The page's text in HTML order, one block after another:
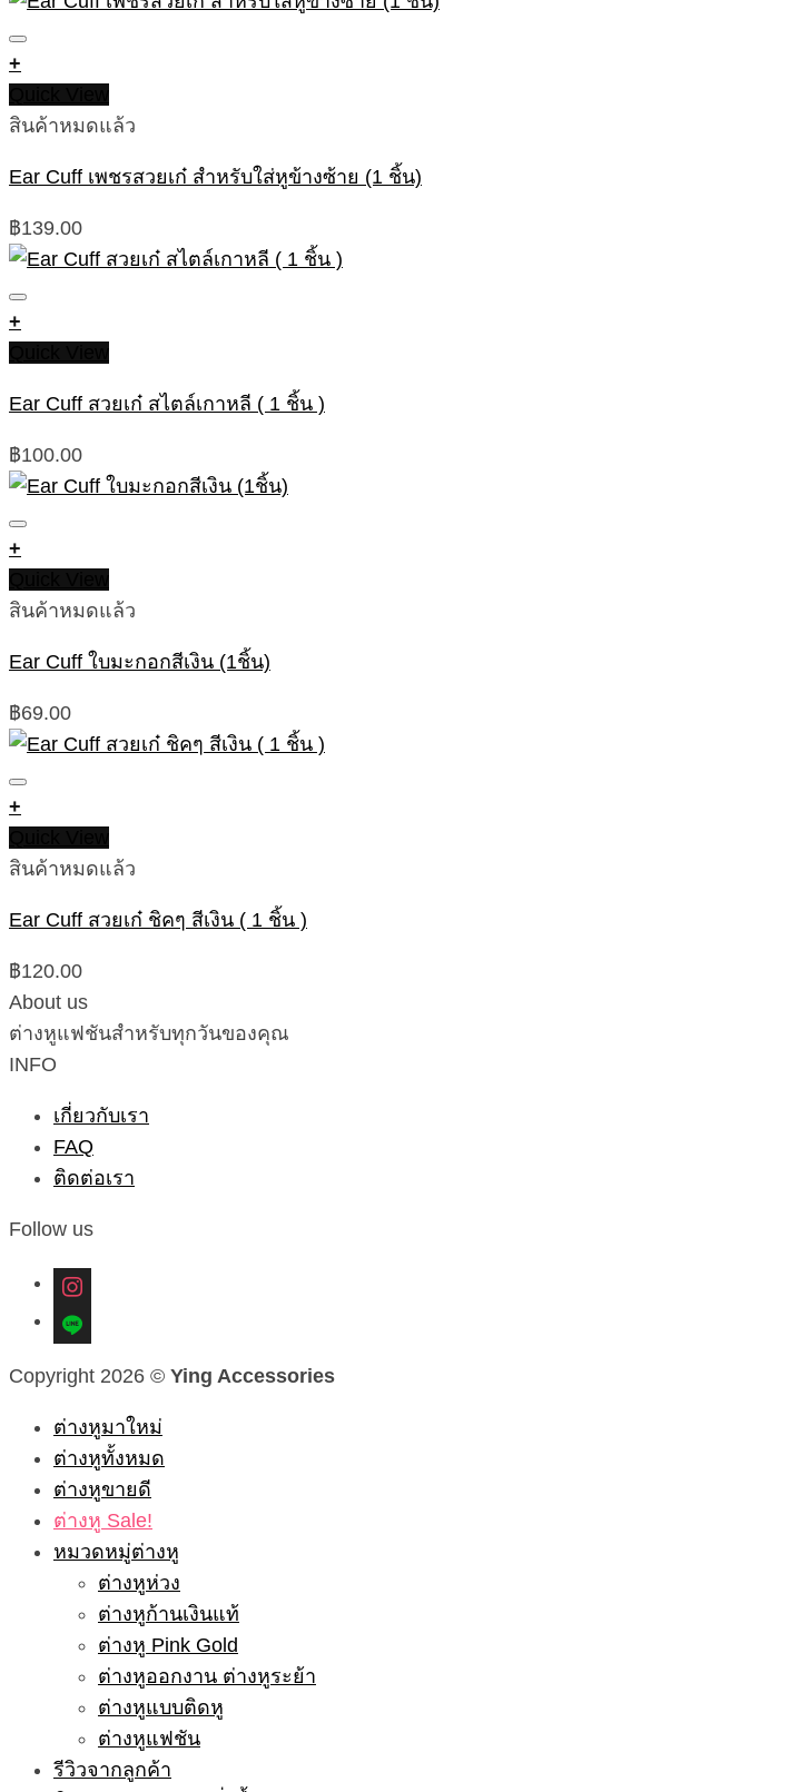
+
สินค้าหมดแล้ว
Ear Cuff เพชรสวยเก๋ สำหรับใส่หูข้างซ้าย (1 ชิ้น)
฿139.00
+
Ear Cuff สวยเก๋ สไตล์เกาหลี ( 1 ชิ้น )
฿100.00
+
สินค้าหมดแล้ว
Ear Cuff ใบมะกอกสีเงิน (1ชิ้น)
฿69.00
+
สินค้าหมดแล้ว
Ear Cuff สวยเก๋ ชิคๆ สีเงิน ( 1 ชิ้น )
฿120.00
About us
ต่างหูแฟชันสำหรับทุกวันของคุณ
INFO
เกี่ยวกับเรา
FAQ
ติดต่อเรา
Follow us
instagram
line
Copyright 2026 © Ying Accessories
ต่างหูมาใหม่
ต่างหูทั้งหมด
ต่างหูขายดี
ต่างหู Sale!
หมวดหมู่ต่างหู
ต่างหูห่วง
ต่างหูก้านเงินแท้
ต่างหู Pink Gold
ต่างหูออกงาน ต่างหูระย้า
ต่างหูแบบติดหู
ต่างหูแฟชัน
รีวิวจากลูกค้า